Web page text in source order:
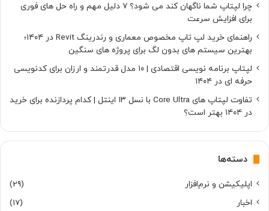
چرا لپتاپ شما ناگهان کند می شود؟ ۷ دلیل مهم و راه حل های فوری
برای افزایش سرعت
راهنمای خرید لپ تاپ مخصوص معماری و رندرینگ Revit در ۱۴۰۴؛
بهترین سیستم های بدون لگ برای پروژه های سنگین
لپتاپ برنامه نویسی اقتصادی | ۱۰ مدل قدرتمند و ارزان برای کدنویسی
حرفه ای در ۱۴۰۴
تفاوت لپتاپ های Core Ultra با نسل ۱۳ اینتل | کدام پردازنده برای خرید
در ۱۴۰۴ بهتر است؟
دسته‌ها
اپلیکیشن و نرم‌افزار
(29)
اخبار
(17)